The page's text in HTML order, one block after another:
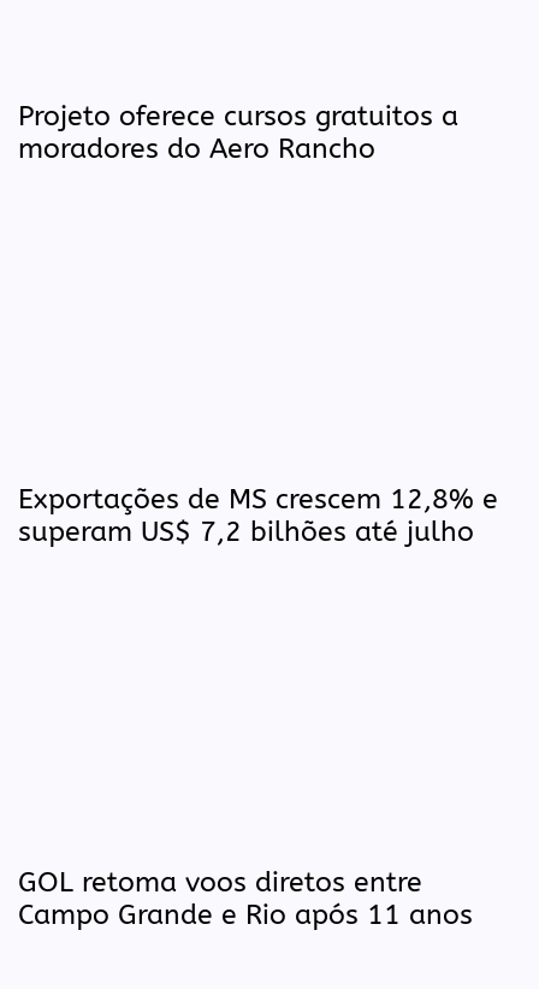
Projeto oferece cursos gratuitos a
moradores do Aero Rancho
Exportações de MS crescem 12,8% e
superam US$ 7,2 bilhões até julho
GOL retoma voos diretos entre
Campo Grande e Rio após 11 anos